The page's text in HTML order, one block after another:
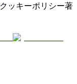
クッキーポリシー著